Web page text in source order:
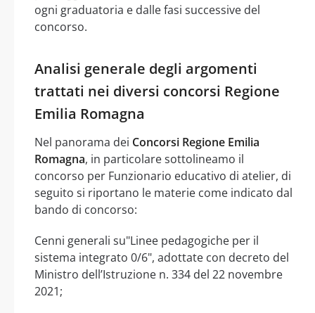
ogni graduatoria e dalle fasi successive del
concorso.
Analisi generale degli argomenti
trattati nei diversi concorsi Regione
Emilia Romagna
Nel panorama dei Concorsi Regione Emilia
Romagna, in particolare sottolineamo il
concorso per Funzionario educativo di atelier, di
seguito si riportano le materie come indicato dal
bando di concorso:
Cenni generali su"Linee pedagogiche per il
sistema integrato 0/6", adottate con decreto del
Ministro dell’Istruzione n. 334 del 22 novembre
2021;